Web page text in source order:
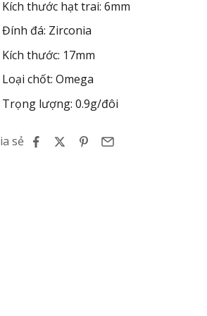
Kích thước hạt trai: 6mm
Đính đá: Zirconia
Kích thước: 17mm
Loại chốt: Omega
Trọng lượng: 0.9g/đôi
sẻ